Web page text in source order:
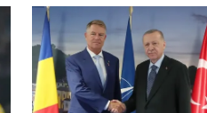
| Romanya EURO 2024
maç takvimi